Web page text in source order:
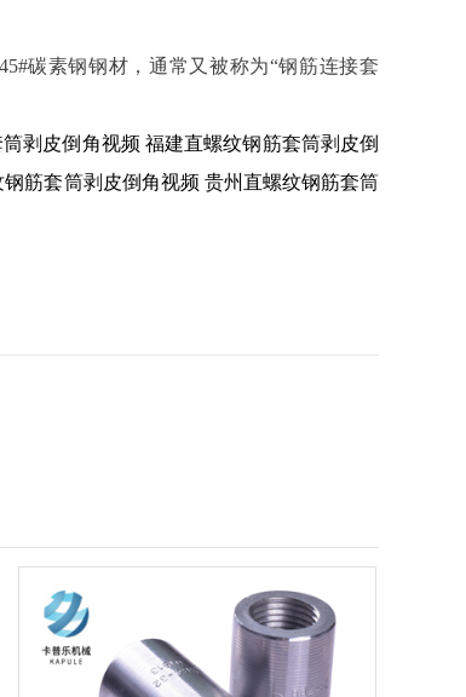
碳素钢钢材，通常又被称为“钢筋连接套
剥皮倒角视频 福建直螺纹钢筋套筒剥皮倒
钢筋套筒剥皮倒角视频 贵州直螺纹钢筋套筒